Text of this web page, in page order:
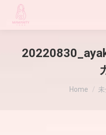
Home